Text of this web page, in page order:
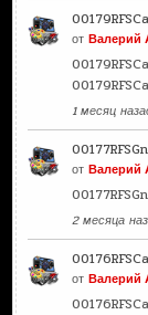
отВалерий
1 месяц
отВалерий
2 месяца
отВалерий